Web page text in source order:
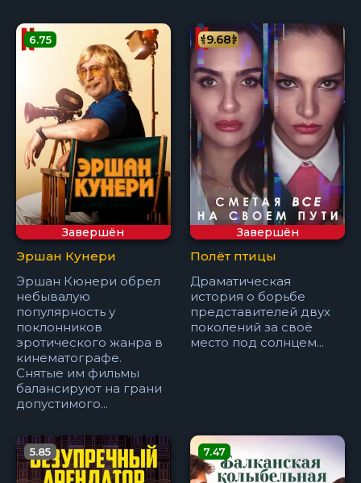
Завершён
6.75
Эршан Кунери
Эршан Кюнери обрел
небывалую
популярность у
поклонников
эротического жанра в
кинематографе.
Снятые им фильмы
балансируют на грани
допустимого...
Завершён
9.68
Полёт птицы
Драматическая
история о борьбе
представителей двух
поколений за своё
место под солнцем...
5.85 7.47